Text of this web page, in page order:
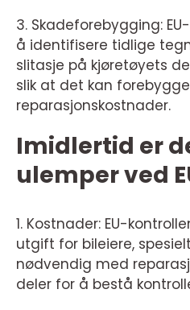
3. Skadeforebygging:
å identifisere tidlige
slitasje på kjøretøyets
slik at det kan
reparasjonskostnader.
Imidlertid er
ulemper ved
1. Kostnader: EU-
utgift for bileiere,
nødvendig med
deler for å bestå